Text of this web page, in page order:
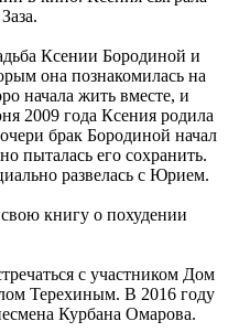
Ксении Бородиной и
она познакомилась на
начала жить вместе, и
2009 года Ксения родила
брак Бородиной начал
пыталась его сохранить.
развелась с Юрием.
книгу о похудении
с участником Дом
Терехиным. В 2016 году
Курбана Омарова.